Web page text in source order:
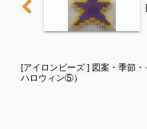
[アイロンビーズ ] 図案・季節・
ハロウィン⑤）